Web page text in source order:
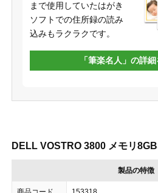
まで使用していたはがき
ソフトでの住所録の読み
込みもラクラクです。
「筆楽名人」の詳
DELL VOSTRO 3800 メモリ
製品の特徴